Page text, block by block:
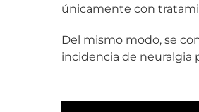
únicamente con
Del mismo modo, se
incidencia de neuralgia